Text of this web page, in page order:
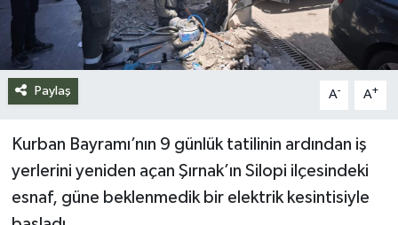
Paylaş A- A+
Kurban Bayramı’nın 9 günlük tatilinin ardından iş
yerlerini yeniden açan Şırnak’ın Silopi ilçesindeki
esnaf, güne beklenmedik bir elektrik kesintisiyle
Teknoloji
Yazarlar